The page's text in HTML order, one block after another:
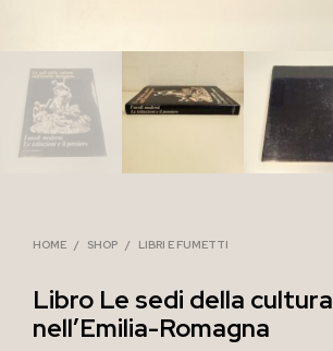
HOME / SHOP / LIBRI E FUMETTI
Libro Le sedi della cultura
nell’Emilia-Romagna